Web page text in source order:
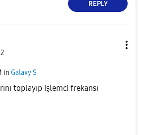
REPLY
in Galaxy S
toplayıp işlemci frekansı